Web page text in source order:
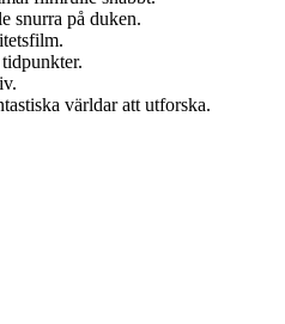
snurra på duken.
världar att utforska.